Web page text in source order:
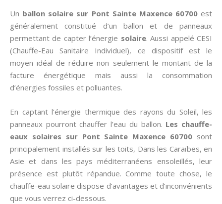
Un ballon solaire sur Pont Sainte Maxence 60700est
généralement constitué d’un ballon et de panneaux
permettant de capter l’énergie solaire. Aussi appelé CESI
(Chauffe-Eau Sanitaire Individuel), ce dispositif est le
moyen idéal de réduire non seulement le montant de la
facture énergétique mais aussi la consommation
d’énergies fossiles et polluantes.
En captant l’énergie thermique des rayons du Soleil, les
panneaux pourront chauffer l’eau du ballon. Les chauffe-
eaux solaires sur Pont Sainte Maxence 60700 sont
principalement installés sur les toits, Dans les Caraïbes, en
Asie et dans les pays méditerranéens ensoleillés, leur
présence est plutôt répandue. Comme toute chose, le
chauffe-eau solaire dispose d’avantages et d’inconvénients
que vous verrez ci-dessous.